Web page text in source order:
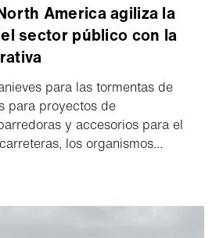
America agiliza la
sector público con la
para las tormentas de
para proyectos de
y accesorios para el
los organismos